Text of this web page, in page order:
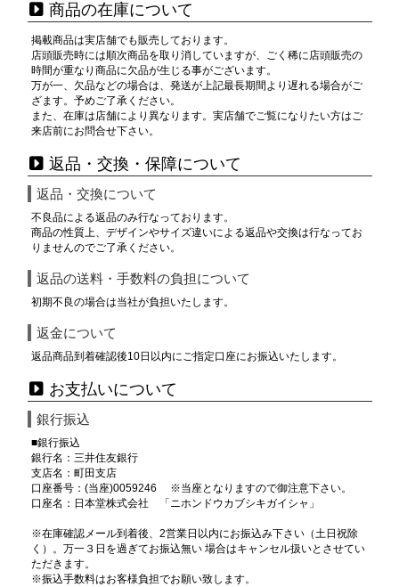
商品の在庫について
掲載商品は実店舗でも販売しております。
店頭販売時には順次商品を取り消していますが、ごく稀に店頭販売の
時間が重なり商品に欠品が生じる事がございます。
万が一、欠品などの場合は、発送が上記最長期間より遅れる場合がご
ざます。予めご了承ください。
また、在庫は店舗により異なります。実店舗でご覧になりたい方はご
来店前にお問合せ下さい。
返品・交換・保障について
返品・交換について
不良品による返品のみ行なっております。
商品の性質上、デザインやサイズ違いによる返品や交換は行なってお
りませんのでご了承ください。
返品の送料・手数料の負担について
初期不良の場合は当社が負担いたします。
返金について
返品商品到着確認後10日以内にご指定口座にお振込いたします。
お支払いについて
銀行振込
■銀行振込
銀行名：三井住友銀行
支店名：町田支店
口座番号：(当座)0059246 ※当座となりますので御注意下さい。
口座名：日本堂株式会社 「ニホンドウカブシキガイシャ」
※在庫確認メール到着後、2営業日以内にお振込み下さい（土日祝除
く）。万一３日を過ぎてお振込無い 場合はキャンセル扱いとさせてい
ただきます。
※振込手数料はお客様負担でお願い致します。